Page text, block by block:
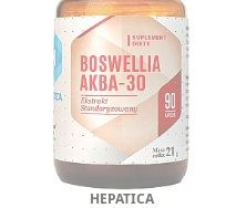
HEPATICA